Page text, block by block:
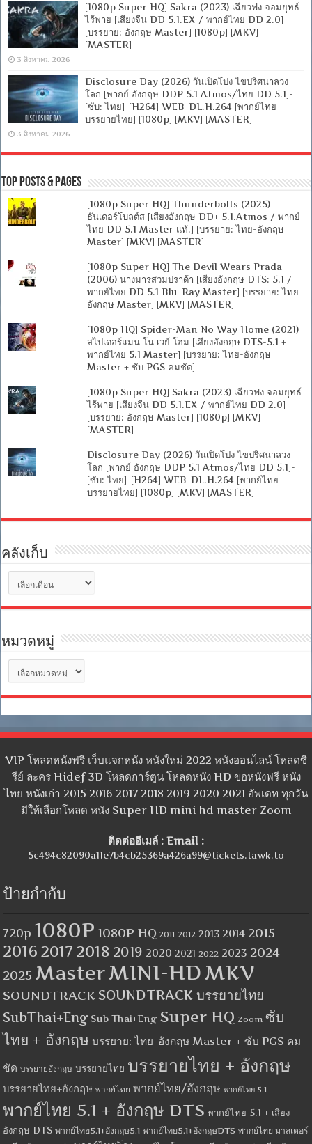
[1080p Super HQ] Sakra (2023) เฉียวฟง จอมยุทธ์
ไร้พ่าย [เสียงจีน DD 5.1.EX / พากย์ไทย DD 2.0]
[บรรยาย: อังกฤษ Master] [1080p] [MKV]
[MASTER]
3 สิงหาคม 2026
Disclosure Day (2026) วันเปิดโปง ไขปริศนาลวง
โลก [พากย์ อังกฤษ DDP 5.1 Atmos/ไทย DD 5.1]-
[ซับ: ไทย]-[H264] WEB-DL.H.264 [พากย์ไทย
บรรยายไทย] [1080p] [MKV] [MASTER]
3 สิงหาคม 2026
Top Posts & Pages
[1080p Super HQ] Thunderbolts (2025)
ธันเดอร์โบลต์ส [เสียงอังกฤษ DD+ 5.1.Atmos / พากย์
ไทย DD 5.1 Master แท้.] [บรรยาย: ไทย-อังกฤษ
Master] [MKV] [MASTER]
[1080p Super HQ] The Devil Wears Prada
(2006) นางมารสวมปราด้า [เสียงอังกฤษ DTS: 5.1 /
พากย์ไทย DD 5.1 Blu-Ray Master] [บรรยาย: ไทย-
อังกฤษ Master] [MKV] [MASTER]
[1080p HQ] Spider-Man No Way Home (2021)
สไปเดอร์แมน โน เวย์ โฮม [เสียงอังกฤษ DTS-5.1 +
พากย์ไทย 5.1 Master] [บรรยาย: ไทย-อังกฤษ
Master + ซับ PGS คมชัด]
[1080p Super HQ] Sakra (2023) เฉียวฟง จอมยุทธ์
ไร้พ่าย [เสียงจีน DD 5.1.EX / พากย์ไทย DD 2.0]
[บรรยาย: อังกฤษ Master] [1080p] [MKV]
[MASTER]
Disclosure Day (2026) วันเปิดโปง ไขปริศนาลวง
โลก [พากย์ อังกฤษ DDP 5.1 Atmos/ไทย DD 5.1]-
[ซับ: ไทย]-[H264] WEB-DL.H.264 [พากย์ไทย
บรรยายไทย] [1080p] [MKV] [MASTER]
คลังเก็บ
เก็บ
หมวดหมู่
หมู่
VIP โหลดหนังฟรี เว็บแจกหนัง หนังใหม่ 2022 หนังออนไลน์ โหลดซี
รีย์ ละคร Hidef 3D โหลดการ์ตูน โหลดหนัง HD ขอหนังฟรี หนัง
ไทย หนังเก่า 2015 2016 2017 2018 2019 2020 2021 อัพเดท ทุกวัน
มีให้เลือกโหลด หนัง Super HD mini hd master Zoom
ติดต่ออีเมล์ : Email :
5c494c82090a11e7b4cb25369a426a99@tickets.tawk.to
ป้ายกำกับ
720p 1080P 1080P HQ 2011 2012 2013 2014 2015
2016 2017 2018 2019 2020 2021 2022 2023 2024
2025 MasterMINI-HDMKV
SOUNDTRACK SOUNDTRACK บรรยายไทย
SubThai+Eng Sub Thai+Eng Super HQ Zoom ซับ
ไทย + อังกฤษ บรรยาย: ไทย-อังกฤษ Master + ซับ PGS คม
ชัด บรรยายอังกฤษ บรรยายไทย บรรยายไทย + อังกฤษ
บรรยายไทย+อังกฤษ พากย์ไทย พากย์ไทย/อังกฤษ พากย์ไทย 5.1
พากย์ไทย 5.1 + อังกฤษ DTS พากย์ไทย 5.1 + เสียง
อังกฤษ DTS พากย์ไทย5.1+อังกฤษ5.1 พากย์ไทย5.1+อังกฤษDTS พากย์ไทย มาสเตอร์